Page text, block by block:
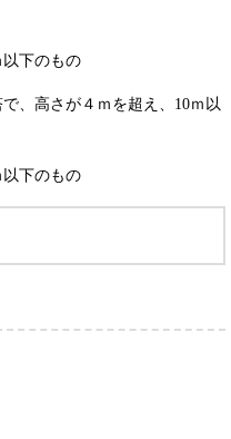
下のもの
、高さが４ｍを超え、10ｍ以
下のもの